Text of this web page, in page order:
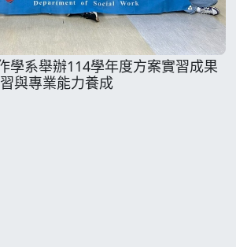
學系舉辦114學年度方案實習成果
與專業能力養成